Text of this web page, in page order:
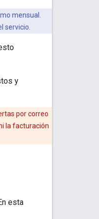
mensual.
servicio.
y
por correo
la facturación
esta